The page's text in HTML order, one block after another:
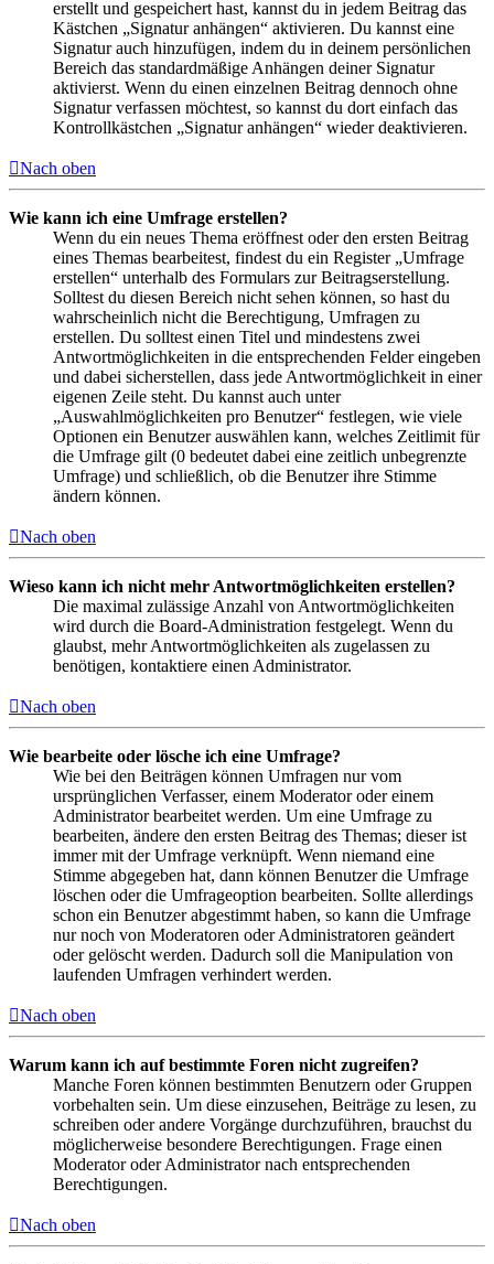
erstellt und gespeichert hast, kannst du in jedem Beitrag das
Kästchen „Signatur anhängen“ aktivieren. Du kannst eine
Signatur auch hinzufügen, indem du in deinem persönlichen
Bereich das standardmäßige Anhängen deiner Signatur
aktivierst. Wenn du einen einzelnen Beitrag dennoch ohne
Signatur verfassen möchtest, so kannst du dort einfach das
Kontrollkästchen „Signatur anhängen“ wieder deaktivieren.
Nach oben
Wie kann ich eine Umfrage erstellen?
Wenn du ein neues Thema eröffnest oder den ersten Beitrag
eines Themas bearbeitest, findest du ein Register „Umfrage
erstellen“ unterhalb des Formulars zur Beitragserstellung.
Solltest du diesen Bereich nicht sehen können, so hast du
wahrscheinlich nicht die Berechtigung, Umfragen zu
erstellen. Du solltest einen Titel und mindestens zwei
Antwortmöglichkeiten in die entsprechenden Felder eingeben
und dabei sicherstellen, dass jede Antwortmöglichkeit in einer
eigenen Zeile steht. Du kannst auch unter
„Auswahlmöglichkeiten pro Benutzer“ festlegen, wie viele
Optionen ein Benutzer auswählen kann, welches Zeitlimit für
die Umfrage gilt (0 bedeutet dabei eine zeitlich unbegrenzte
Umfrage) und schließlich, ob die Benutzer ihre Stimme
ändern können.
Nach oben
Wieso kann ich nicht mehr Antwortmöglichkeiten erstellen?
Die maximal zulässige Anzahl von Antwortmöglichkeiten
wird durch die Board-Administration festgelegt. Wenn du
glaubst, mehr Antwortmöglichkeiten als zugelassen zu
benötigen, kontaktiere einen Administrator.
Nach oben
Wie bearbeite oder lösche ich eine Umfrage?
Wie bei den Beiträgen können Umfragen nur vom
ursprünglichen Verfasser, einem Moderator oder einem
Administrator bearbeitet werden. Um eine Umfrage zu
bearbeiten, ändere den ersten Beitrag des Themas; dieser ist
immer mit der Umfrage verknüpft. Wenn niemand eine
Stimme abgegeben hat, dann können Benutzer die Umfrage
löschen oder die Umfrageoption bearbeiten. Sollte allerdings
schon ein Benutzer abgestimmt haben, so kann die Umfrage
nur noch von Moderatoren oder Administratoren geändert
oder gelöscht werden. Dadurch soll die Manipulation von
laufenden Umfragen verhindert werden.
Nach oben
Warum kann ich auf bestimmte Foren nicht zugreifen?
Manche Foren können bestimmten Benutzern oder Gruppen
vorbehalten sein. Um diese einzusehen, Beiträge zu lesen, zu
schreiben oder andere Vorgänge durchzuführen, brauchst du
möglicherweise besondere Berechtigungen. Frage einen
Moderator oder Administrator nach entsprechenden
Berechtigungen.
Nach oben